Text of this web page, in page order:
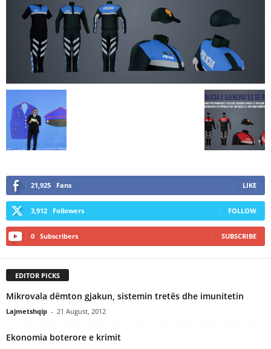
21,925 Fans LIKE
3,912 Followers FOLLOW
0 Subscribers SUBSCRIBE
EDITOR PICKS
Mikrovala dëmton gjakun, sistemin tretës dhe imunitetin
Lajmetshqip - 21 August, 2012
Ekonomia boterore e krimit